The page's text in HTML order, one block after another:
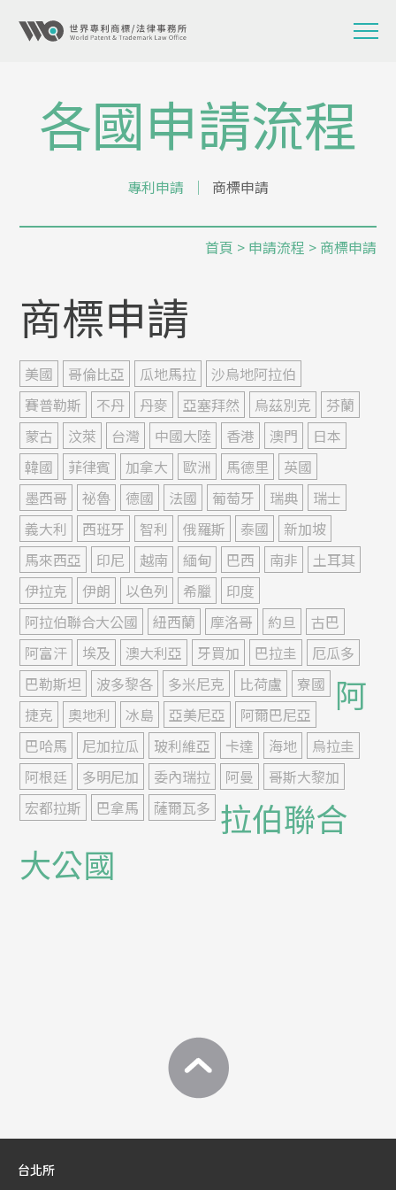
各國申請流程
專利申請 │ 商標申請
首頁 > 申請流程 > 商標申請
商標申請
美國 哥倫比亞 瓜地馬拉
沙烏地阿拉伯
賽普勒斯
不丹 丹麥 亞塞拜然 烏茲別克
芬蘭
蒙古
汶萊 台灣 中國大陸 香港 澳門
日本
韓國
菲律賓 加拿大 歐洲 馬德里
英國
墨西哥
祕魯 德國 法國 葡萄牙 瑞典
瑞士
義大利
西班牙 智利 俄羅斯 泰國
新加坡
馬來西亞
印尼 越南 緬甸 巴西 南非
土耳其
伊拉克
伊朗 以色列 希臘
印度
阿拉伯聯合大公國
紐西蘭 摩洛哥 約旦
古巴
阿富汗
埃及 澳大利亞 牙買加 巴拉圭
厄瓜多
巴勒斯坦
波多黎各 多米尼克 比荷盧
寮國
捷克
奧地利 冰島 亞美尼亞
阿爾巴尼亞
巴哈馬
尼加拉瓜 玻利維亞 卡達 海地
烏拉圭
阿根廷
多明尼加 委內瑞拉 阿曼
哥斯大黎加
宏都拉斯
巴拿馬 薩爾瓦多
阿
拉伯聯合
大公國
台北所